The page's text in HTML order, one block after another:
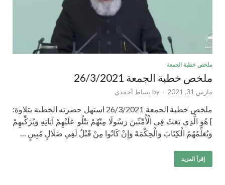
ملخص خطبة الجمعة
ملخص خطبة الجمعة 26/3/2021
مارس 31, 2021 -
by بساط أحمدي
ملخص خطبة الجمعة 26/3/2021 استهل حضرته الخطبة بتلاوة:
] هُوَ الَّذِي بَعَثَ فِي الْأُمِّيِّينَ رَسُولًا مِنْهُمْ يَتْلُو عَلَيْهِمْ آيَاتِهِ وَيُزَكِّيهِمْ
وَيُعَلِّمُهُمُ الْكِتَابَ وَالْحِكْمَةَ وَإِنْ كَانُوا مِنْ قَبْلُ لَفِي ضَلَالٍ مُبِينٍ …
إقرأ المزيد